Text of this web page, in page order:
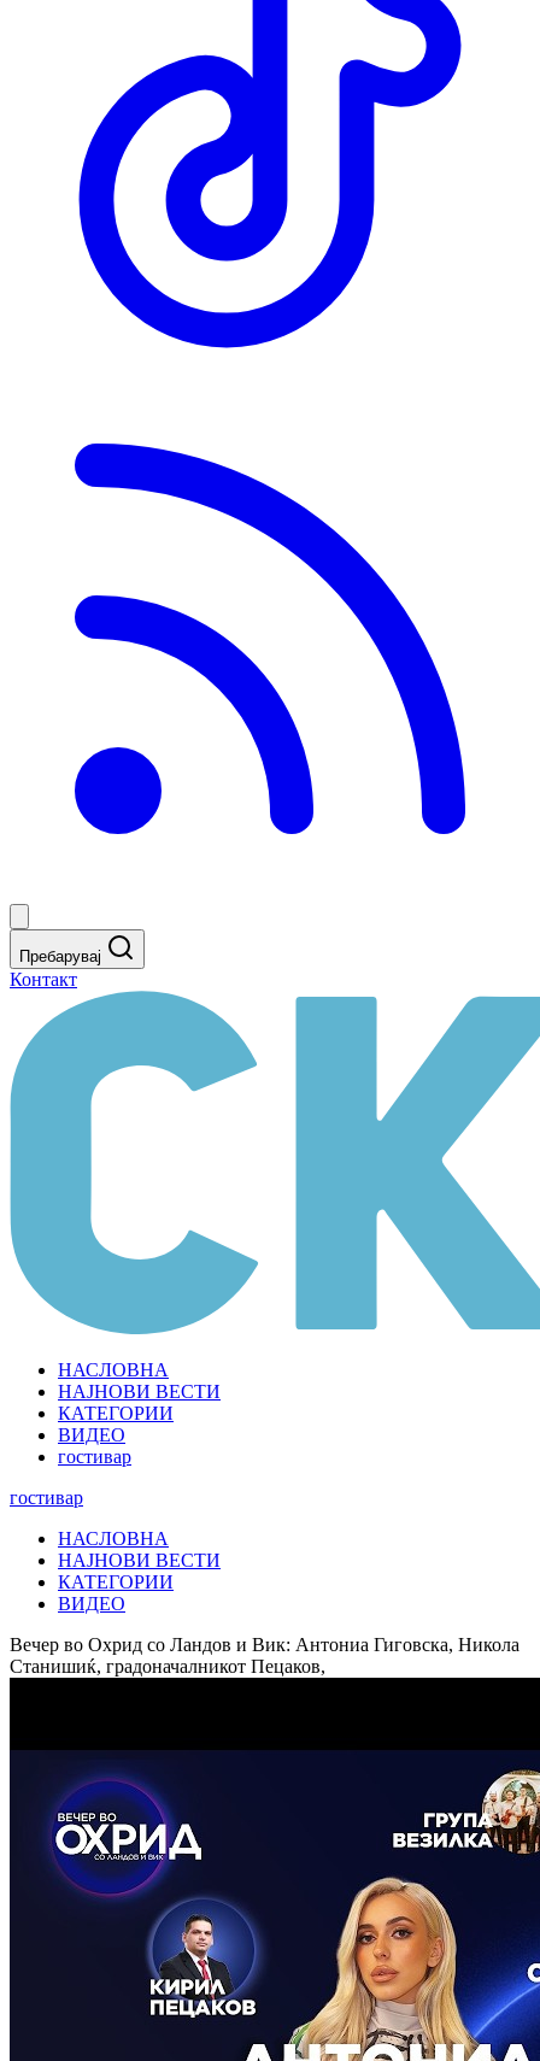
Пребарувај
Контакт
НАСЛОВНА
НАЈНОВИ ВЕСТИ
КАТЕГОРИИ
ВИДЕО
гостивар
гостивар
НАСЛОВНА
НАЈНОВИ ВЕСТИ
КАТЕГОРИИ
ВИДЕО
Вечер во Охрид со Ландов и Вик: Антониа Гиговска, Никола
Станишиќ, градоначалникот Пецаков,